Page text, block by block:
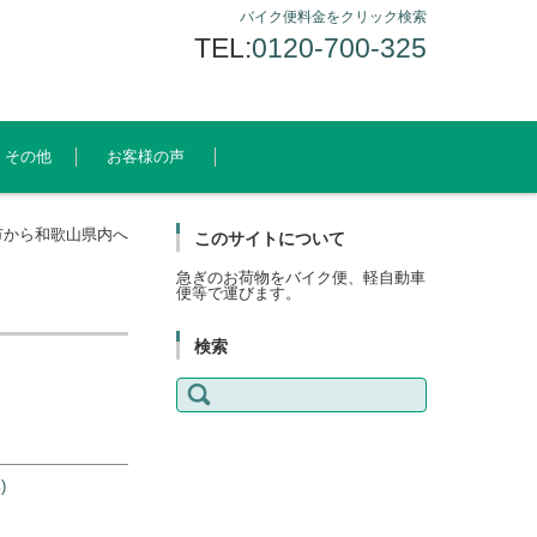
バイク便料金をクリック検索
TEL:0120-700-325
その他 お客様の声
から和歌山県内へ
このサイトについて
急ぎのお荷物をバイク便、軽自動車
便等で運びます。
検索
検
索: